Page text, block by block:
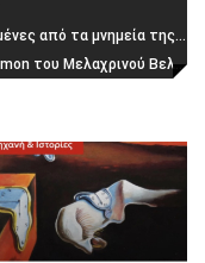
Δημιουργίες της υψηλής ραπτικής εμπνευσμένες από τα μνημεία της Ρώμης
H Κάρυστος ετοιμάζεται να υποδεχτεί το Lemon του Μελαχρινού Βελέντζα: H απίστευτη ιστορία